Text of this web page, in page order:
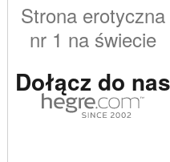
Strona erotyczna
nr 1 na świecie
Dołącz do nas